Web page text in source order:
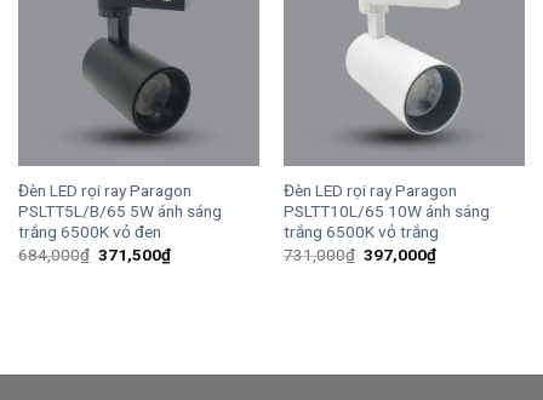
Đèn LED rọi ray Paragon
PSLTT5L/B/65 5W ánh sáng
trắng 6500K vỏ đen
684,000₫ Giá
371,500₫Giá
hiện
Đèn LED rọi ray Paragon
PSLTT10L/65 10W ánh sáng
trắng 6500K vỏ trắng
731,000₫ Giá
397,000₫Giá
hiện